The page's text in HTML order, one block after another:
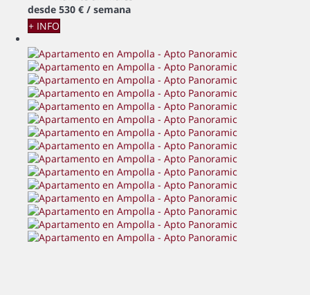
desde 530 € / semana
+ INFO